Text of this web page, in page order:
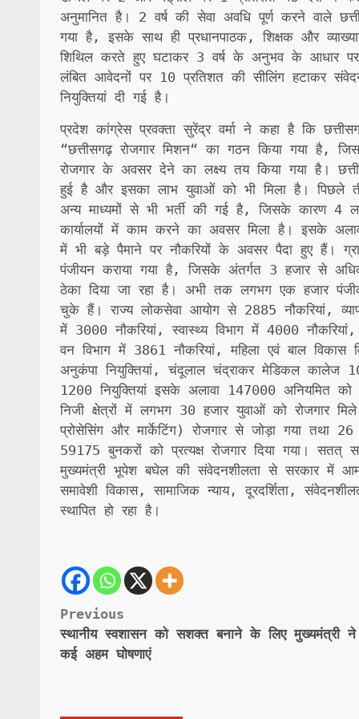
अनुमानित है। 2 वर्ष की सेवा अवधि पूर्ण करने वाले
गया है, इसके साथ ही प्रधानपाठक, शिक्षक और
शिथिल करते हुए घटाकर 3 वर्ष के अनुभव के आधार पर
लंबित आवेदनों पर 10 प्रतिशत की सीलिंग हटाकर
नियुक्तियां दी गई है।
प्रदेश कांग्रेस प्रवक्ता सुरेंद्र वर्मा ने कहा है कि
“छत्तीसगढ़ रोजगार मिशन“ का गठन किया गया है,
रोजगार के अवसर देने का लक्ष्य तय किया गया है।
हुई है और इसका लाभ युवाओं को भी मिला है। पिछले तीन
अन्य माध्यमों से भी भर्ती की गई है, जिसके कारण 4
कार्यालयों में काम करने का अवसर मिला है। इसके
में भी बड़े पैमाने पर नौकरियों के अवसर पैदा हुए हैं।
पंजीयन कराया गया है, जिसके अंतर्गत 3 हजार से
ठेका दिया जा रहा है। अभी तक लगभग एक हजार
चुके हैं। राज्य लोकसेवा आयोग से 2885 नौकरियां,
में 3000 नौकरियां, स्वास्थ्य विभाग में 4000
वन विभाग में 3861 नौकरियां, महिला एवं बाल
अनुकंपा नियुक्तियां, चंदूलाल चंद्राकर मेडिकल कालेज
1200 नियुक्तियां इसके अलावा 147000 अनियमित को
निजी क्षेत्रों में लगभग 30 हजार युवाओं को रोजगार
प्रोसेसिंग और मार्केटिंग) रोजगार से जोड़ा गया तथा
59175 बुनकरों को प्रत्यक्ष रोजगार दिया गया।
मुख्यमंत्री भूपेश बघेल की संवेदनशीलता से सरकार में आम
समावेशी विकास, सामाजिक न्याय, दूरदर्शिता,
स्थापित हो रहा है।
Post
navigation
Previous
स्थानीय स्वशासन को सशक्त बनाने के लिए मुख्यमंत्री
कई अहम घोषणाएं